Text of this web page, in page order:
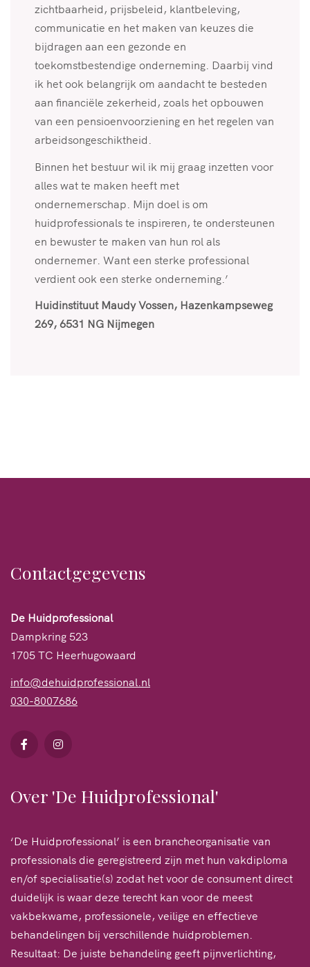
zichtbaarheid, prijsbeleid, klantbeleving,
communicatie en het maken van keuzes die
bijdragen aan een gezonde en
toekomstbestendige onderneming. Daarbij vind
ik het ook belangrijk om aandacht te besteden
aan financiële zekerheid, zoals het opbouwen
van een pensioenvoorziening en het regelen van
arbeidsongeschiktheid.
Binnen het bestuur wil ik mij graag inzetten voor
alles wat te maken heeft met
ondernemerschap. Mijn doel is om
huidprofessionals te inspireren, te ondersteunen
en bewuster te maken van hun rol als
ondernemer. Want een sterke professional
verdient ook een sterke onderneming.’
Huidinstituut Maudy Vossen, Hazenkampseweg
269, 6531 NG Nijmegen
Contactgegevens
De Huidprofessional
Dampkring 523
1705 TC Heerhugowaard
info@dehuidprofessional.nl
030-8007686
Over 'De Huidprofessional'
‘De Huidprofessional’ is een brancheorganisatie van
professionals die geregistreerd zijn met hun vakdiploma
en/of specialisatie(s) zodat het voor de consument direct
duidelijk is waar deze terecht kan voor de meest
vakbekwame, professionele, veilige en effectieve
behandelingen bij verschillende huidproblemen.
Resultaat: De juiste behandeling geeft pijnverlichting,